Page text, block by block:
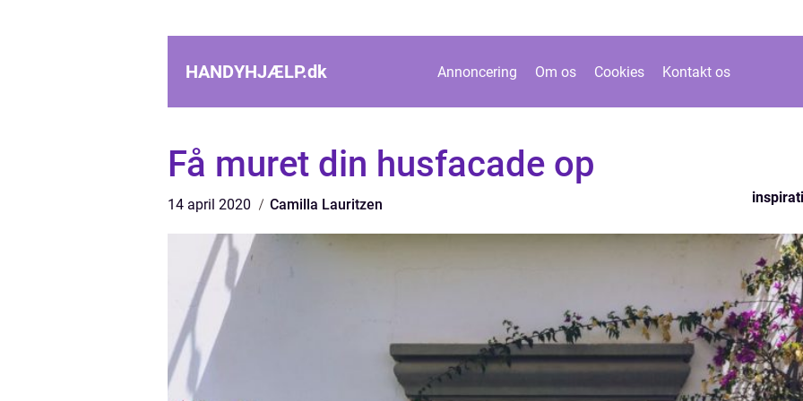
HANDYHJÆLP.dk Annoncering Om os Cookies Kontakt os
Få muret din husfacade op
14 april 2020 Camilla Lauritzen